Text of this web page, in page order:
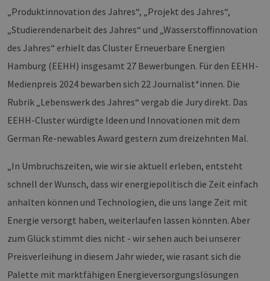
„Produktinnovation des Jahres“, „Projekt des Jahres“,
„Studierendenarbeit des Jahres“ und „Wasserstoffinnovation
des Jahres“ erhielt das Cluster Erneuerbare Energien
Hamburg (EEHH) insgesamt 27 Bewerbungen. Für den EEHH-
Medienpreis 2024 bewarben sich 22 Journalist*innen. Die
Rubrik „Lebenswerk des Jahres“ vergab die Jury direkt. Das
EEHH-Cluster würdigte Ideen und Innovationen mit dem
German Re-newables Award gestern zum dreizehnten Mal.
„In Umbruchszeiten, wie wir sie aktuell erleben, entsteht
schnell der Wunsch, dass wir energiepolitisch die Zeit einfach
anhalten können und Technologien, die uns lange Zeit mit
Energie versorgt haben, weiterlaufen lassen könnten. Aber
zum Glück stimmt dies nicht - wir sehen auch bei unserer
Preisverleihung in diesem Jahr wieder, wie rasant sich die
Palette mit marktfähigen Energieversorgungslösungen